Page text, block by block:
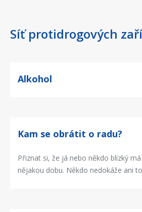
Síť protidrogových
Alkohol
Kam se obrátit o radu?
Přiznat si, že já nebo někdo blízký
nějakou dobu. Někdo nedokáže ani